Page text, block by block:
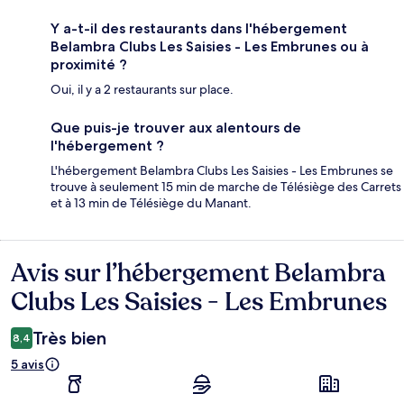
Y a-t-il des restaurants dans l'hébergement
Belambra Clubs Les Saisies - Les Embrunes ou à
proximité ?
Oui, il y a 2 restaurants sur place.
Que puis-je trouver aux alentours de
l'hébergement ?
L'hébergement Belambra Clubs Les Saisies - Les Embrunes se
trouve à seulement 15 min de marche de Télésiège des Carrets
et à 13 min de Télésiège du Manant.
Avis
Avis sur l’hébergement Belambra
Clubs Les Saisies - Les Embrunes
8,4 Très bien
5 avis